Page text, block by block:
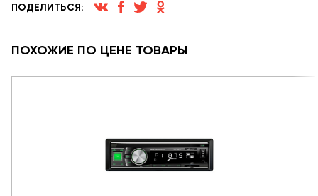
ПОДЕЛИТЬСЯ:
ПОХОЖИЕ ПО ЦЕНЕ ТОВАРЫ